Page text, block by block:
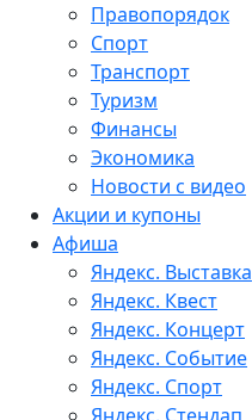
Правопорядок
Спорт
Транспорт
Туризм
Финансы
Экономика
Новости с видео
Акции и купоны
Афиша
Яндекс. Выставка
Яндекс. Квест
Яндекс. Концерт
Яндекс. Событие
Яндекс. Спорт